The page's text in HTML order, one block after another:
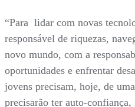
“Para lidar com novas
responsável de riquezas,
novo mundo, com a
oportunidades e enfrentar
jovens precisam, hoje, de
precisarão ter auto-confiança,